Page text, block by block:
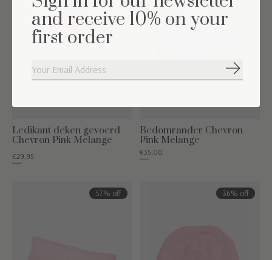
Ledikant deken gevoerd
Chevron Pink Melange
€29,95
€79,95
Bedomrander Chevron
Pink Melange
€35,00
€85,00
57% off 36% off
and receive 10% on your
first order
Abonneer